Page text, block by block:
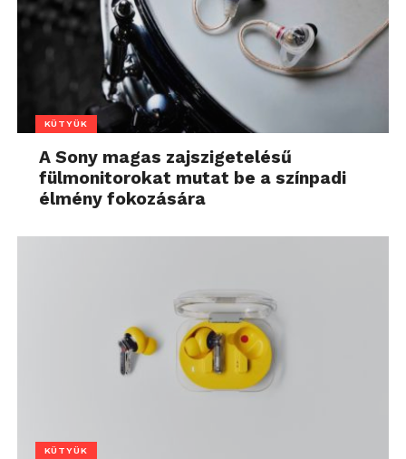
KÜTYÜK
A Sony magas zajszigetelésű
fülmonitorokat mutat be a színpadi
élmény fokozására
KÜTYÜK